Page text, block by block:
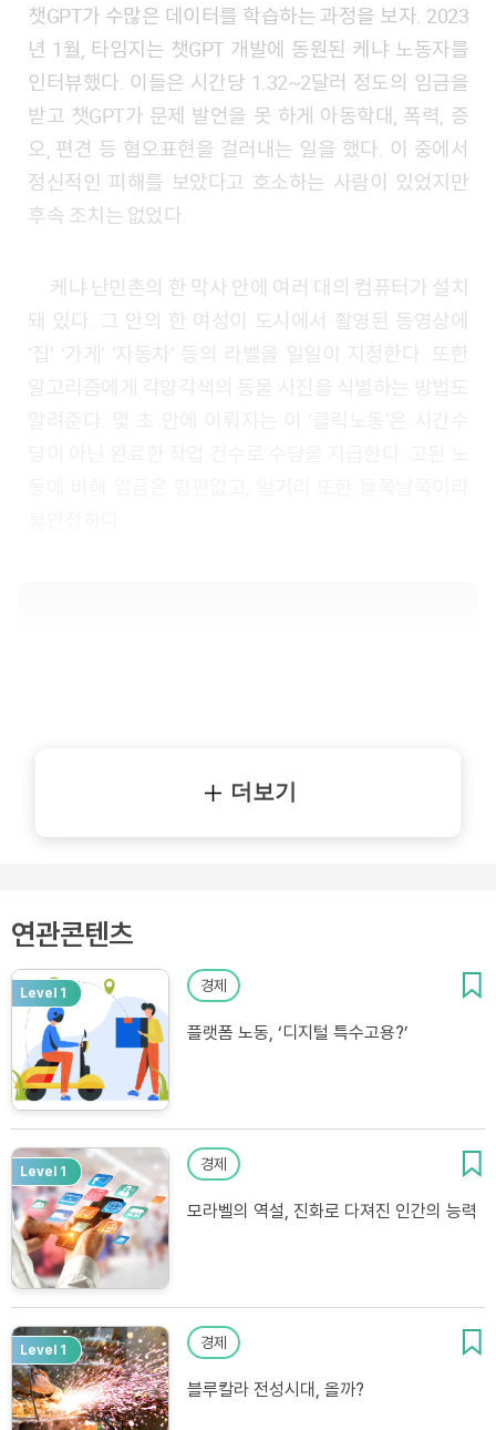
챗GPT가 수많은 데이터를 학습하는 과정을 보자. 2023
년 1월, 타임지는 챗GPT 개발에 동원된 케냐 노동자를
인터뷰했다. 이들은 시간당 1.32~2달러 정도의 임금을
받고 챗GPT가 문제 발언을 못 하게 아동학대, 폭력, 증
오, 편견 등 혐오표현을 걸러내는 일을 했다. 이 중에서
정신적인 피해를 보았다고 호소하는 사람이 있었지만
후속 조치는 없었다.
케냐 난민촌의 한 막사 안에 여러 대의 컴퓨터가 설치
돼 있다. 그 안의 한 여성이 도시에서 촬영된 동영상에
‘집’ ‘가게’ ‘자동차’ 등의 라벨을 일일이 지정한다. 또한
더보기
연관콘텐츠
Level 1 경제
플랫폼 노동, ‘디지털 특수고용?’
Level 1 경제
모라벨의 역설, 진화로 다져진 인간의 능력
Level 1 경제
블루칼라 전성시대, 올까?